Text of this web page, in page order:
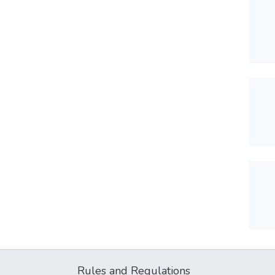
Rules and Regulations